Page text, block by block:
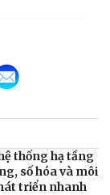
thống hạ tầng
số hóa và môi
triển nhanh